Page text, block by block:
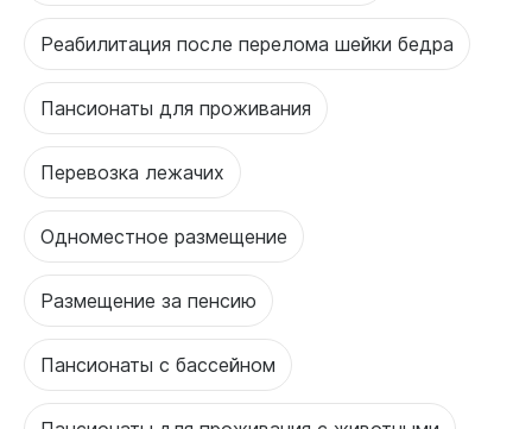
Реабилитация после перелома шейки бедра
Пансионаты для проживания
Перевозка лежачих
Одноместное размещение
Размещение за пенсию
Пансионаты с бассейном